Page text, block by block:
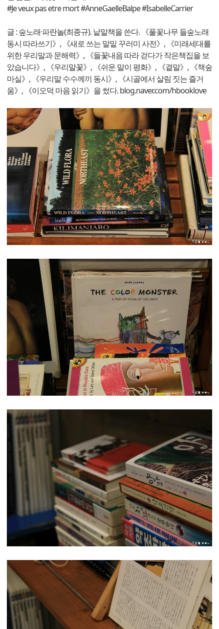
#Je veux pas etre mort #AnneGaelleBalpe #IsabelleCarrier
글 : 숲노래·파란놀(최종규). 낱말책을 쓴다. 《풀꽃나무 들숲노래
동시 따라쓰기》, 《새로 쓰는 말밑 꾸러미 사전》, 《미래세대를
위한 우리말과 문해력》, 《들꽃내음 따라 걷다가 작은책집을 보
았습니다》, 《우리말꽃》, 《쉬운 말이 평화》, 《곁말》, 《책숲
마실》, 《우리말 수수께끼 동시》, 《시골에서 살림 짓는 즐거
움》, 《이오덕 마음 읽기》을 썼다. blog.naver.com/hbooklove